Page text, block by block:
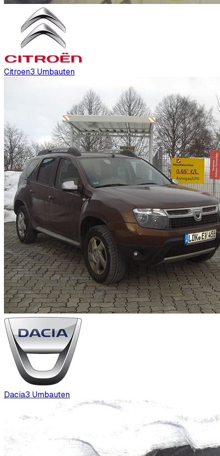
Citroen3 Umbauten
Dacia3 Umbauten